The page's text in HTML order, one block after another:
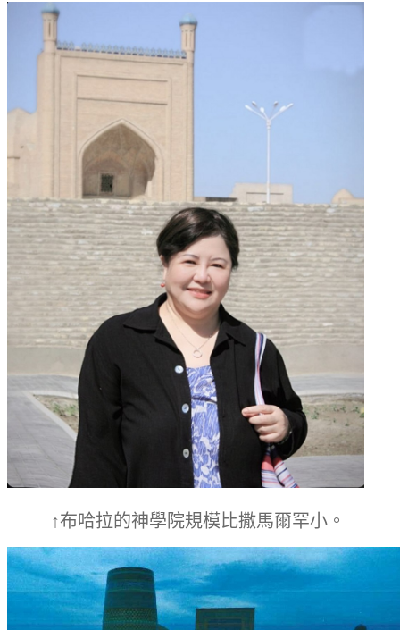
↑布哈拉的神學院規模比撒馬爾罕小。